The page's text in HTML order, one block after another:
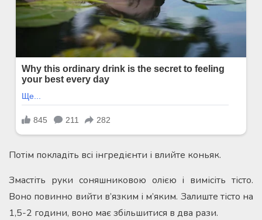
Потім покладіть всі інгредієнти і влийте коньяк.
Змастіть руки соняшниковою олією і вимісіть тісто.
Воно повинно вийти в’язким і м’яким. Залиште тісто на
1,5-2 години, воно має збільшитися в два рази.